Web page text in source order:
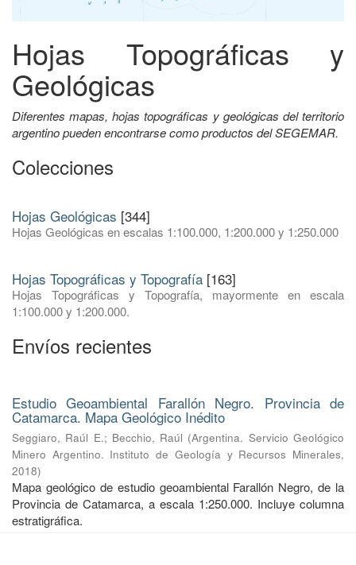
Hojas Topográficas y
Geológicas
Diferentes mapas, hojas topográficas y geológicas del territorio
argentino pueden encontrarse como productos del SEGEMAR.
Colecciones
Hojas Geológicas [344]
Hojas Geológicas en escalas 1:100.000, 1:200.000 y 1:250.000
Hojas Topográficas y Topografía [163]
Hojas Topográficas y Topografía, mayormente en escala
1:100.000 y 1:200.000.
Envíos recientes
Estudio Geoambiental Farallón Negro. Provincia de
Catamarca. Mapa Geológico Inédito
Seggiaro, Raúl E.; Becchio, Raúl (Argentina. Servicio Geológico
Minero Argentino. Instituto de Geología y Recursos Minerales,
2018)
Mapa geológico de estudio geoambiental Farallón Negro, de la
Provincia de Catamarca, a escala 1:250.000. Incluye columna
estratigráfica.